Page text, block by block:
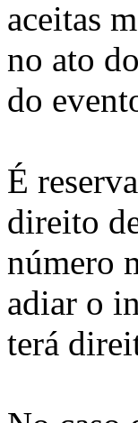
aceitas
no ato
do
É
direito
número
adiar o
terá